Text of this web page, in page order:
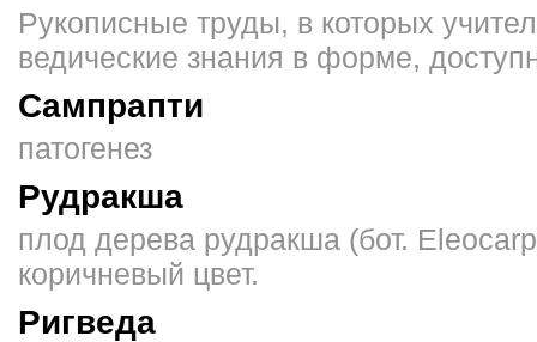
Рукописные труды, в которых
ведические знания в форме,
Сампрапти
патогенез
Рудракша
плод дерева рудракша (бот.
коричневый цвет.
Ригведа